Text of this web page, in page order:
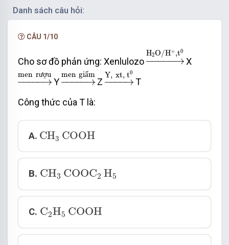
Danh sách câu hỏi:
CÂU 1/10
Cho sơ đồ phản ứng: Xenlulozo
H2O/H+,t0
−−−−−→
→H2O/
X
men rượu
−−−−−→
men rượu
Y
men giấm
−−−−−→
→ men giấm
Z
Y, xt, t0
−−−−→
→ , xt
T
Công thức của T là:
A. CH3 COOH
CH3 COOH
B. CH3 COOC2 H5
CH3 COOC2 H5
C. C2H5 COOH
C2H COOH